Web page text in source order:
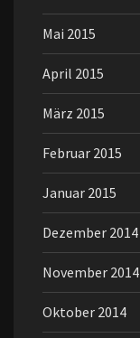
Mai 2015
April 2015
März 2015
Februar 2015
Januar 2015
Dezember 2014
November 2014
Oktober 2014